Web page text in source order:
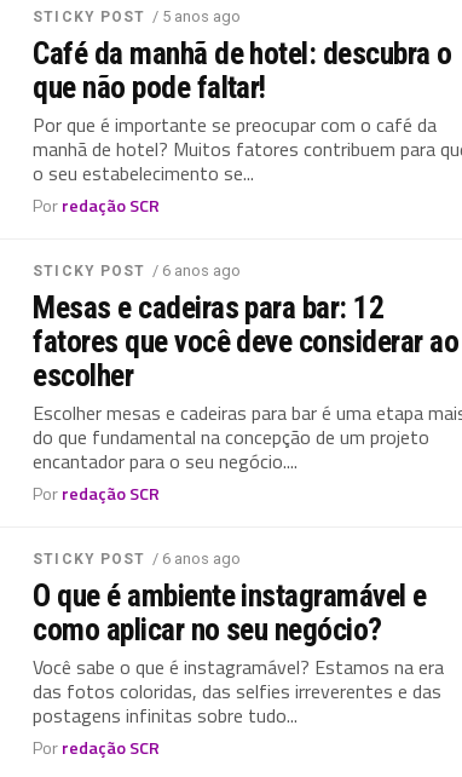
STICKY POST / 5 anos ago
Café da manhã de hotel: descubra o
que não pode faltar!
Por que é importante se preocupar com o café da
manhã de hotel? Muitos fatores contribuem para
o seu estabelecimento se...
Porredação SCR
STICKY POST / 6 anos ago
Mesas e cadeiras para bar: 12
fatores que você deve considerar ao
escolher
Escolher mesas e cadeiras para bar é uma etapa
do que fundamental na concepção de um projeto
encantador para o seu negócio....
Porredação SCR
STICKY POST / 6 anos ago
O que é ambiente instagramável e
como aplicar no seu negócio?
Você sabe o que é instagramável? Estamos na era
das fotos coloridas, das selfies irreverentes e das
postagens infinitas sobre tudo...
Porredação SCR